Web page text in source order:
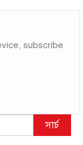
subscribe
সার্চ